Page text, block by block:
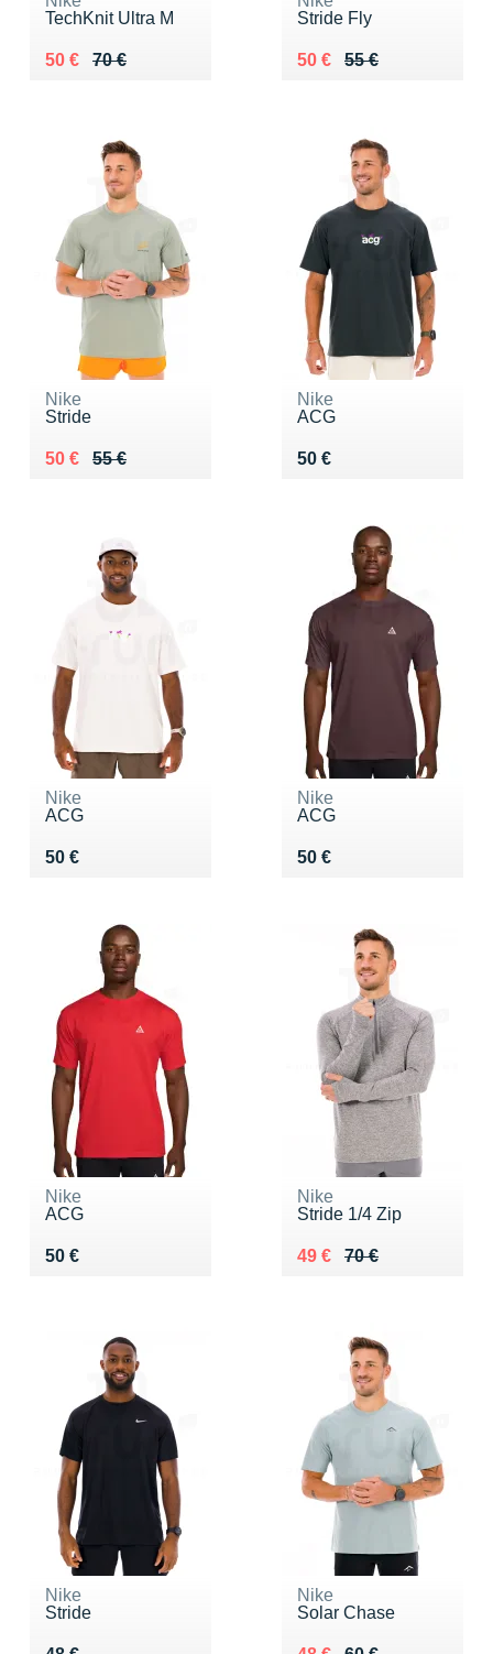
TechKnit Ultra M
70 €
Au lieu de 70 €
50 €
Vendu 50 €
Stride Fly
55 €
Au lieu de 55 €
50 €
Vendu 50 €
Nike
Stride
55 €
Au lieu de 55 €
50 €
Vendu 50 €
Nike
ACG
50 €
Vendu 50 €
Nike
ACG
50 €
Vendu 50 €
Nike
ACG
50 €
Vendu 50 €
Nike
ACG
50 €
Vendu 50 €
Nike
Stride 1/4 Zip
70 €
Au lieu de 70 €
49 €
Vendu 49 €
Nike
Stride
Nike
Solar Chase